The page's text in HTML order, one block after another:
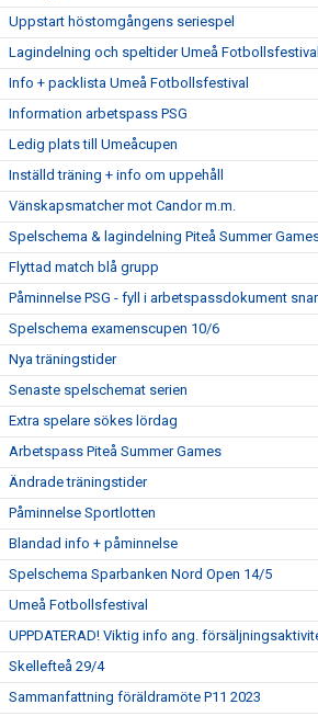
Uppstart höstomgångens seriespel
Lagindelning och speltider Umeå Fotbollsfestival
Info + packlista Umeå Fotbollsfestival
Information arbetspass PSG
Ledig plats till Umeåcupen
Inställd träning + info om uppehåll
Vänskapsmatcher mot Candor m.m.
Spelschema & lagindelning Piteå Summer
Flyttad match blå grupp
Påminnelse PSG - fyll i arbetspassdokument
Spelschema examenscupen 10/6
Nya träningstider
Senaste spelschemat serien
Extra spelare sökes lördag
Arbetspass Piteå Summer Games
Ändrade träningstider
Påminnelse Sportlotten
Blandad info + påminnelse
Spelschema Sparbanken Nord Open 14/5
Umeå Fotbollsfestival
UPPDATERAD! Viktig info ang.
Skellefteå 29/4
Sammanfattning föräldramöte P11 2023